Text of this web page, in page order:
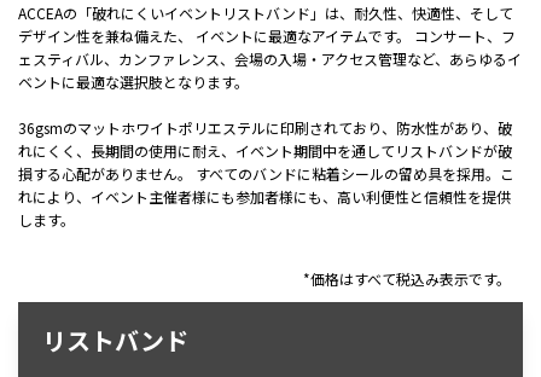
ACCEAの「破れにくいイベントリストバンド」は、耐久性、快適性、そして
デザイン性を兼ね備えた、 イベントに最適なアイテムです。 コンサート、フ
ェスティバル、カンファレンス、会場の入場・アクセス管理など、あらゆるイ
ベントに最適な選択肢となります。
36gsmのマットホワイトポリエステルに印刷されており、防水性があり、破
れにくく、長期間の使用に耐え、イベント期間中を通してリストバンドが破
損する心配がありません。 すべてのバンドに粘着シールの留め具を採用。こ
れにより、イベント主催者様にも参加者様にも、高い利便性と信頼性を提供
します。
*価格はすべて税込み表示です。
リストバンド